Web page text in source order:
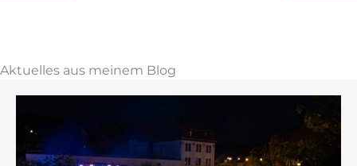
Aktuelles aus meinem Blog